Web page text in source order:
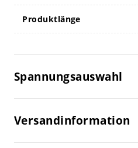
Produktlänge
Spannungsauswahl
Versandinformation